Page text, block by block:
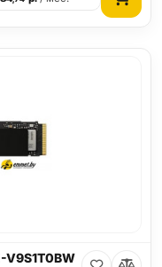
V9S1T0BW